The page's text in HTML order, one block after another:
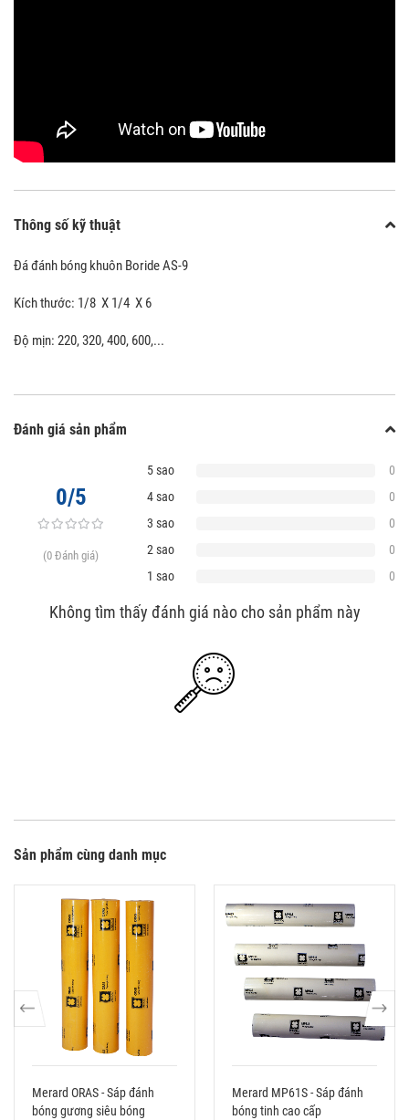
Thông số kỹ thuật
Đá đánh bóng khuôn Boride AS-9
Kích thước: 1/8 X 1/4 X 6
Độ mịn: 220, 320, 400, 600,...
Đánh giá sản phẩm
0/5
(0 Đánh giá)
5 sao
0
4 sao
0
3 sao
0
2 sao
0
1 sao
0
Không tìm thấy đánh giá nào cho sản phẩm này
Sản phẩm cùng danh mục
Merard ORAS - Sáp đánh
bóng gương siêu bóng
Merard MP61S - Sáp đánh
bóng tinh cao cấp